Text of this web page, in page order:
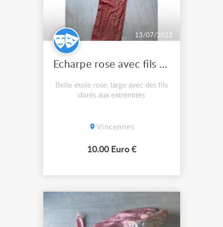
13/07/2022
Echarpe rose avec fils dorés
Belle étole rose, large avec des fils
dorés aux extrémités
Vincennes
10.00 Euro €